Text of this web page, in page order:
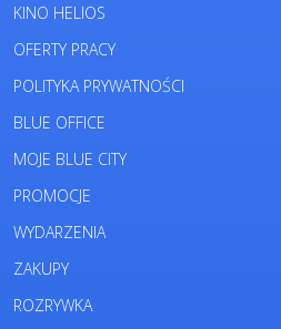
KINO HELIOS
OFERTY PRACY
POLITYKA PRYWATNOŚCI
BLUE OFFICE
MOJE BLUE CITY
PROMOCJE
WYDARZENIA
ZAKUPY
ROZRYWKA